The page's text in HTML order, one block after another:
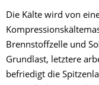
Die Kälte wird von
Brennstoffzelle und
Grundlast, letztere
befriedigt die